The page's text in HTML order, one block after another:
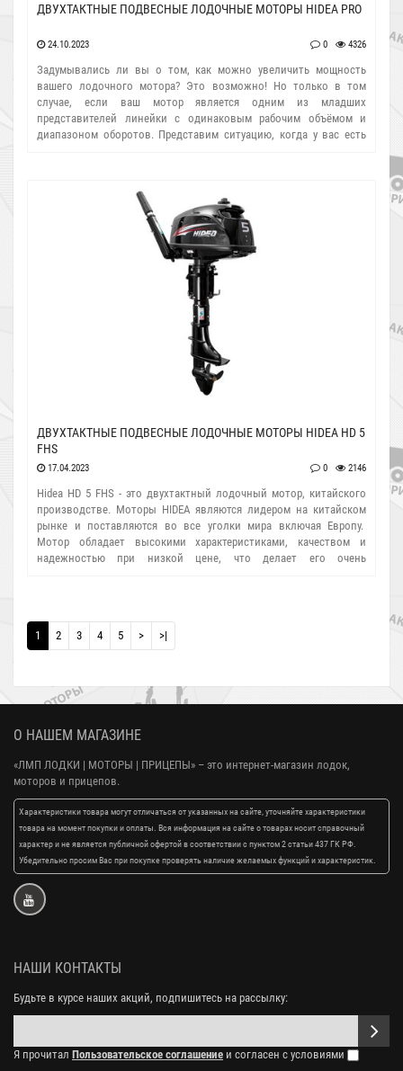
ДВУХТАКТНЫЕ ПОДВЕСНЫЕ ЛОДОЧНЫЕ МОТОРЫ HIDEA PRO
24.10.2023 0 4326
Задумывались ли вы о том, как можно увеличить мощность
вашего лодочного мотора? Это возможно! Но только в том
случае, если ваш мотор является одним из младших
представителей линейки с одинаковым рабочим объёмом и
диапазоном оборотов. Представим ситуацию, когда у вас есть
ДВУХТАКТНЫЕ ПОДВЕСНЫЕ ЛОДОЧНЫЕ МОТОРЫ HIDEA HD 5
FHS
17.04.2023 0 2146
Hidea HD 5 FHS - это двухтактный лодочный мотор, китайского
производстве. Моторы HIDEA являются лидером на китайском
рынке и поставляются во все уголки мира включая Европу.
Мотор обладает высокими характеристиками, качеством и
надежностью при низкой цене, что делает его очень
1 2 3 4 5 > >|
О НАШЕМ МАГАЗИНЕ
«ЛМП ЛОДКИ | МОТОРЫ | ПРИЦЕПЫ» – это интернет-магазин лодок,
моторов и прицепов.
Характеристики товара могут отличаться от указанных на сайте, уточняйте характеристики
товара на момент покупки и оплаты. Вся информация на сайте о товарах носит справочный
характер и не является публичной офертой в соответствии с пунктом 2 статьи 437 ГК РФ.
Убедительно просим Вас при покупке проверять наличие желаемых функций и характеристик.
НАШИ КОНТАКТЫ
Будьте в курсе наших акций, подпишитесь на рассылку:
Я прочитал Пользовательское соглашение и согласен с условиями